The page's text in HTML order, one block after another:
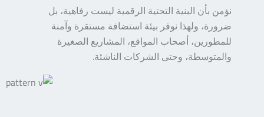
نؤمن بأن البنية التحتية الرقمية ليست رفاهية، بل
ضرورة، ولهذا نوفر بيئة استضافة مستقرة وآمنة
للمطورين، أصحاب المواقع، المشاريع الصغيرة
والمتوسطة، وحتى الشركات الناشئة.